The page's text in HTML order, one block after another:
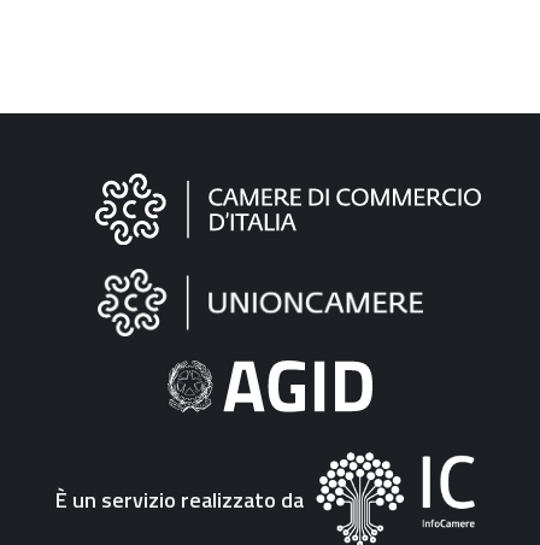
Informazioni
"Fattura
Elettronica"
È un servizio realizzato da